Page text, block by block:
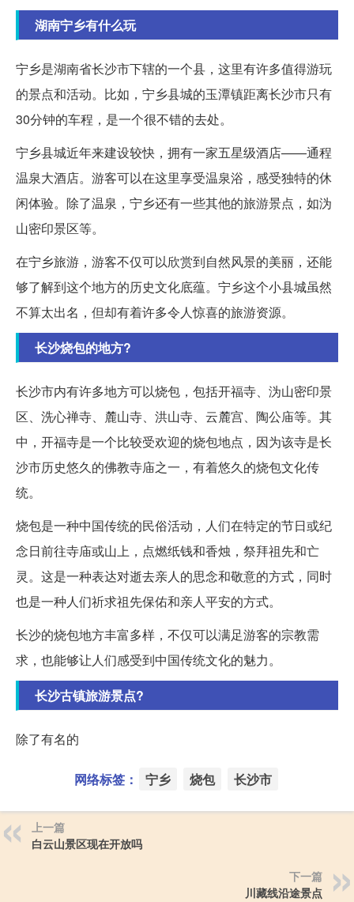
湖南宁乡有什么玩
宁乡是湖南省长沙市下辖的一个县，这里有许多值得游玩
的景点和活动。比如，宁乡县城的玉潭镇距离长沙市只有
30分钟的车程，是一个很不错的去处。
宁乡县城近年来建设较快，拥有一家五星级酒店——通程
温泉大酒店。游客可以在这里享受温泉浴，感受独特的休
闲体验。除了温泉，宁乡还有一些其他的旅游景点，如沩
山密印景区等。
在宁乡旅游，游客不仅可以欣赏到自然风景的美丽，还能
够了解到这个地方的历史文化底蕴。宁乡这个小县城虽然
不算太出名，但却有着许多令人惊喜的旅游资源。
长沙烧包的地方?
长沙市内有许多地方可以烧包，包括开福寺、沩山密印景
区、洗心禅寺、麓山寺、洪山寺、云麓宫、陶公庙等。其
中，开福寺是一个比较受欢迎的烧包地点，因为该寺是长
沙市历史悠久的佛教寺庙之一，有着悠久的烧包文化传
统。
烧包是一种中国传统的民俗活动，人们在特定的节日或纪
念日前往寺庙或山上，点燃纸钱和香烛，祭拜祖先和亡
灵。这是一种表达对逝去亲人的思念和敬意的方式，同时
也是一种人们祈求祖先保佑和亲人平安的方式。
长沙的烧包地方丰富多样，不仅可以满足游客的宗教需
求，也能够让人们感受到中国传统文化的魅力。
长沙古镇旅游景点?
除了有名的
网络标签： 宁乡 烧包 长沙市
上一篇
白云山景区现在开放吗
下一篇
川藏线沿途景点